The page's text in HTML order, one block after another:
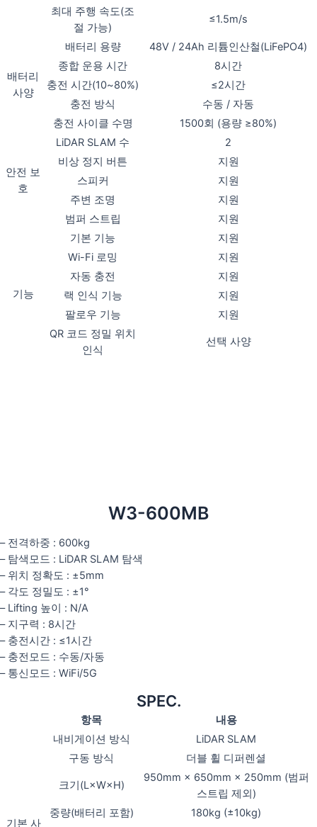
최대 주행 속도(조
절 가능)
≤1.5m/s
배터리
사양
배터리 용량
48V / 24Ah 리튬인산철(LiFePO4)
종합 운용 시간
8시간
충전 시간(10~80%)
≤2시간
충전 방식
수동 / 자동
충전 사이클 수명
1500회 (용량 ≥80%)
안전 보
호
LiDAR SLAM 수
2
비상 정지 버튼
지원
스피커
지원
주변 조명
지원
범퍼 스트립
지원
기능
기본 기능
지원
Wi-Fi 로밍
지원
자동 충전
지원
랙 인식 기능
지원
팔로우 기능
지원
QR 코드 정밀 위치
인식
선택 사양
W3-600MB
– 전격하중 : 600kg
– 탐색모드 : LiDAR SLAM 탐색
– 위치 정확도 : ±5mm
– 각도 정밀도 : ±1°
– Lifting 높이 : N/A
– 지구력 : 8시간
– 충전시간 : ≤1시간
– 충전모드 : 수동/자동
– 통신모드 : WiFi/5G
SPEC.
항목 내용
기본 사
내비게이션 방식
LiDAR SLAM
구동 방식
더블 휠 디퍼렌셜
크기(L×W×H)
950mm × 650mm × 250mm (범퍼
스트립 제외)
중량(배터리 포함)
180kg (±10kg)